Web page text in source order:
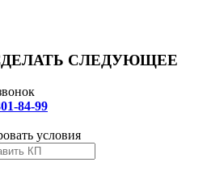
СЛЕДУЮЩЕЕ
84-99
условия